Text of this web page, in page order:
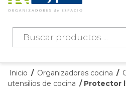
Búsqueda
productos
Inicio / Organizadores cocina /
utensilios de cocina / Protector